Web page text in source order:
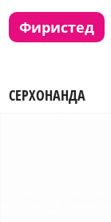
фиристед
СЕРХОНАНДА